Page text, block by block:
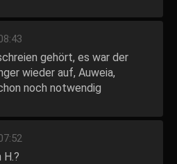
gehört, es war der
wieder auf, Auweia,
noch notwendig